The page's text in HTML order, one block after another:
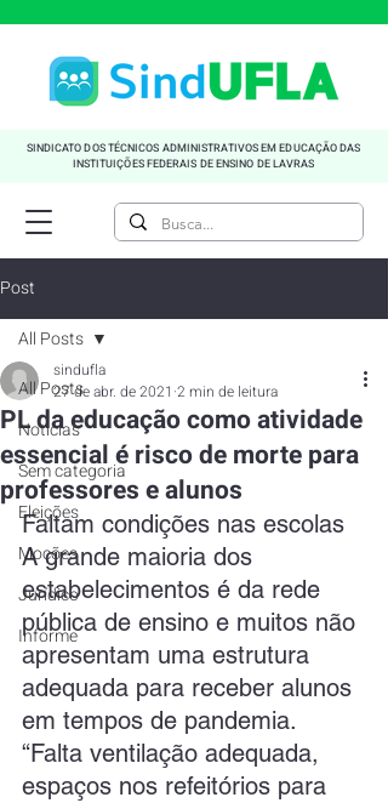
SINDICATO DOS TÉCNICOS ADMINISTRATIVOS EM EDUCAÇÃO DAS
INSTITUIÇÕES FEDERAIS DE ENSINO DE LAVRAS
Post
All Posts
Noticias
Sem categoria
Eleições
Moções
Jurídico
Informe
All Posts
PL da educação como atividade
essencial é risco de morte para
professores e alunos
sindufla
27 de abr. de 2021 2 min de leitura
Faltam condições nas escolas
A grande maioria dos
estabelecimentos é da rede
pública de ensino e muitos não
apresentam uma estrutura
adequada para receber alunos
em tempos de pandemia.
“Falta ventilação adequada,
espaços nos refeitórios para